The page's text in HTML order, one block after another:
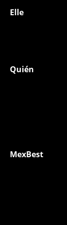
Elle
Quién
MexBest